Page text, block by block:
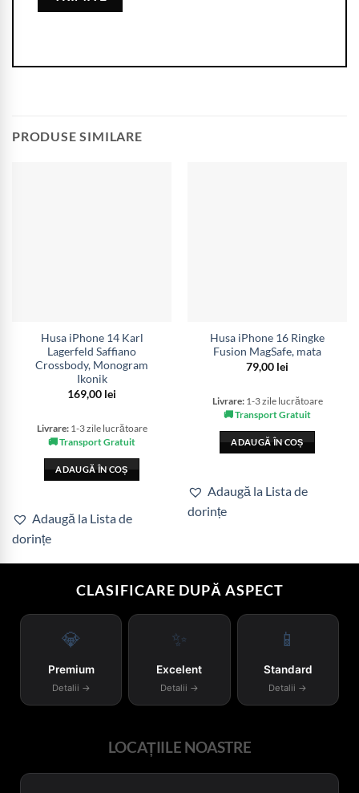
PRODUSE SIMILARE
Husa iPhone 14 Karl
Lagerfeld Saffiano
Crossbody, Monogram
Ikonik
169,00 lei
Livrare:1-3 zile lucrătoare
🚚 Transport Gratuit
ADAUGĂ ÎN COȘ
Adaugă la Lista de
dorințe
Husa iPhone 16 Ringke
Fusion MagSafe, mata
79,00 lei
Livrare:1-3 zile lucrătoare
🚚 Transport Gratuit
ADAUGĂ ÎN COȘ
Adaugă la Lista de
dorințe
CLASIFICARE DUPĂ ASPECT
💎
Premium
Detalii →
✨
Excelent
Detalii →
📱
Standard
Detalii →
LOCAȚIILE NOASTRE